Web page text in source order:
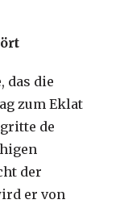
das die
zum Eklat
de
der
er von